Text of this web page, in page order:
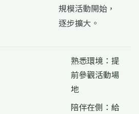
規模活動開始，
逐步擴大。
熟悉環境：提
前參觀活動場
地
陪伴在側：給